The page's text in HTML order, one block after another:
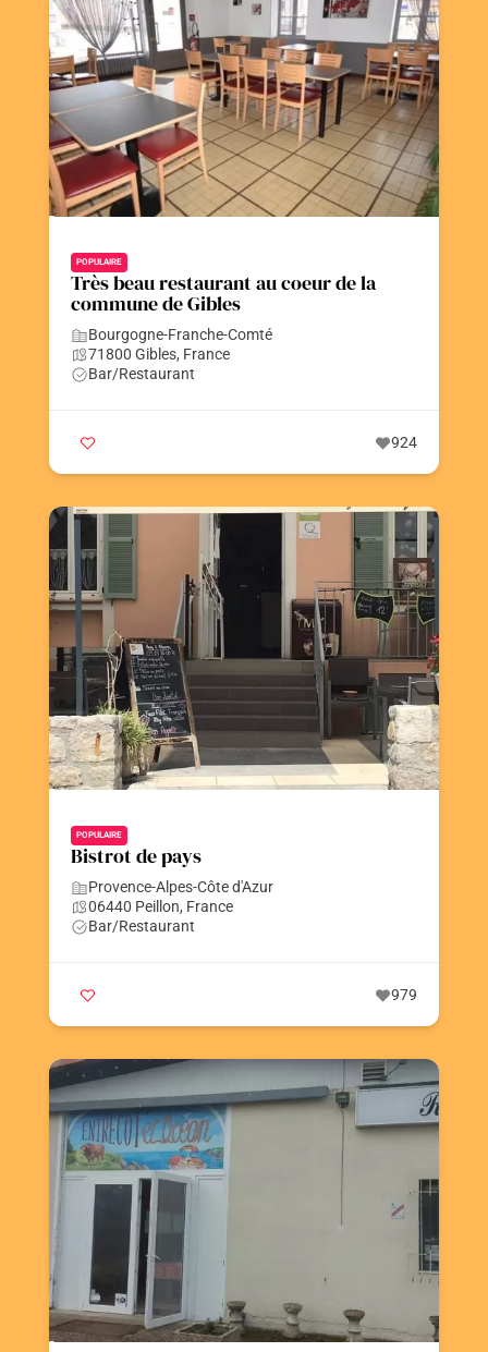
Contact
Postez votre annonce
Faire un don
POPULAIRE
Très beau restaurant au coeur de la
commune de Gibles
Bourgogne-Franche-Comté
71800 Gibles, France
Bar/Restaurant
924
POPULAIRE
Bistrot de pays
Provence-Alpes-Côte d'Azur
06440 Peillon, France
Bar/Restaurant
979